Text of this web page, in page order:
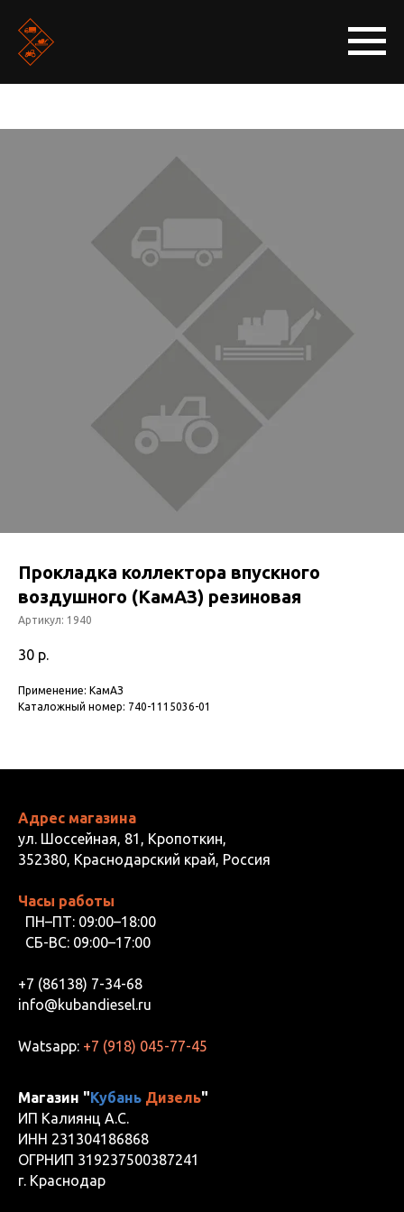
Прокладка коллектора впускного
воздушного (КамАЗ) резиновая
Артикул: 1940
30 р.
Применение: КамАЗ
Каталожный номер: 740-1115036-01
Адрес магазина
ул. Шоссейная, 81, Кропоткин,
352380, Краснодарский край, Россия
Часы работы
ПН–ПТ: 09:00–18:00
СБ-ВС: 09:00–17:00
+7 (86138) 7-34-68
info@kubandiesel.ru
Watsapp: +7 (918) 045-77-45
Магазин "Кубань Дизель"
ИП Калиянц А.С.
ИНН 231304186868
ОГРНИП 319237500387241
г. Краснодар